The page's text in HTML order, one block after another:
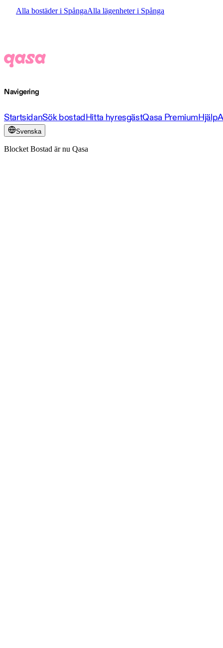
Alla bostäder i SpångaAlla lägenheter i Spånga
Navigering
StartsidanSök bostadHitta hyresgästQasa PremiumHjälp
Svenska
Blocket Bostad är nu Qasa